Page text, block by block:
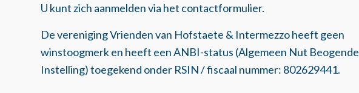
U kunt zich aanmelden via het contactformulier.
De vereniging Vrienden van Hofstaete & Intermezzo heeft geen
winstoogmerk en heeft een ANBI-status (Algemeen Nut Beogende
Instelling) toegekend onder RSIN / fiscaal nummer: 802629441.